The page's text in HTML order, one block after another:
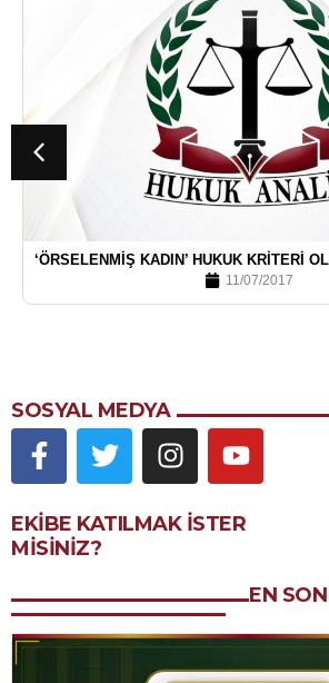
‘ÖRSELENMIŞ KADIN’ HUKUK KRITERI
11/07/2017
SOSYAL MEDYA
EKIBE KATILMAK ISTER
MISINIZ?
EN